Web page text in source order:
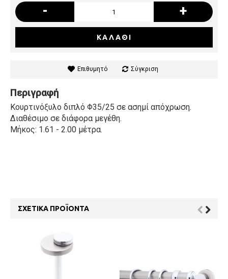
- +
ΚΑΛΆΘΙ
Επιθυμητό Σύγκριση
Περιγραφή
Κουρτινόξυλο διπλό Φ35/25 σε ασημί απόχρωση.
Διαθέσιμο σε διάφορα μεγέθη.
Μήκος: 1.61 - 2.00 μέτρα.
ΣΧΕΤΙΚΆ ΠΡΟΪΌΝΤΑ